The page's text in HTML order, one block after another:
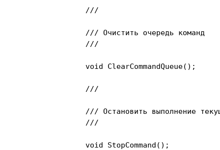
		///
		///
		void ClearCommandQueue();
		///
		///
		void StopCommand();